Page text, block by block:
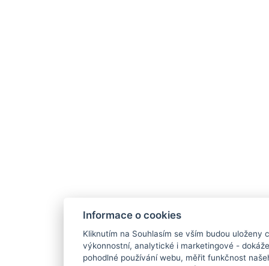
Informace o cookies
Kliknutím na Souhlasím se vším budou uloženy
výkonnostní, analytické i marketingové -
pohodlné používání webu, měřit funkčnost